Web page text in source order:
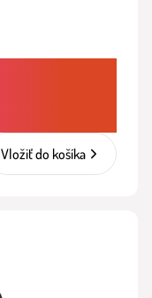
Vložiť do košíka